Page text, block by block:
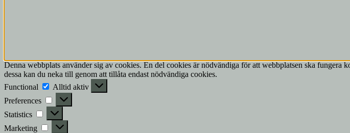
Denna webbplats använder sig av cookies. En del cookies är nödvändiga för att webbplatsen ska
dessa kan du neka till genom att tillåta endast nödvändiga cookies.
Functional
Functional
Alltid aktiv
Preferences
Preferences
Statistics Statistics
Marketing Marketing